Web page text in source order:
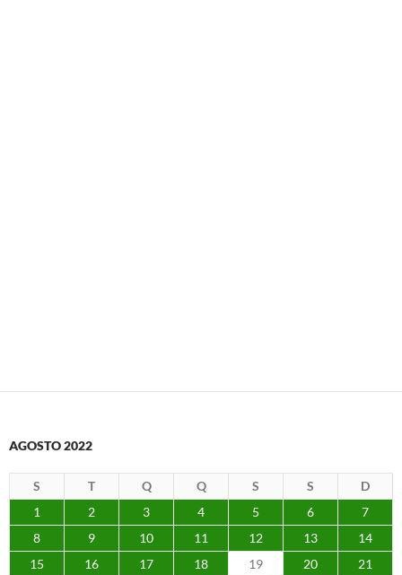
AGOSTO 2022
S T Q Q S S
D
1
2 3 4 5 6
7
8
9 10 11 12 13
14
15
16 17 18 19 20
21